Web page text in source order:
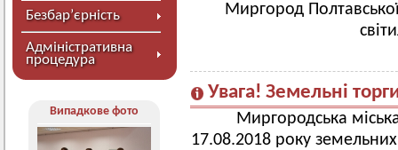
Безбар’єрність
Адміністративна
процедура
Випадкове фото
Миргород
Увага! Земельні
Миргородська
17.08.2018 року